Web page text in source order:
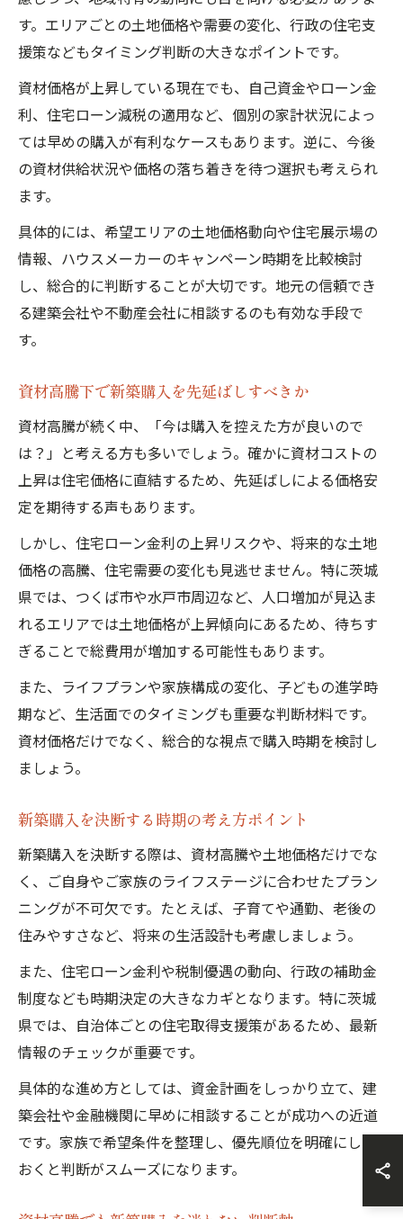
す。エリアごとの土地価格や需要の変化、行政の住宅支
援策などもタイミング判断の大きなポイントです。
資材価格が上昇している現在でも、自己資金やローン金
利、住宅ローン減税の適用など、個別の家計状況によっ
ては早めの購入が有利なケースもあります。逆に、今後
の資材供給状況や価格の落ち着きを待つ選択も考えられ
ます。
具体的には、希望エリアの土地価格動向や住宅展示場の
情報、ハウスメーカーのキャンペーン時期を比較検討
し、総合的に判断することが大切です。地元の信頼でき
る建築会社や不動産会社に相談するのも有効な手段で
す。
資材高騰下で新築購入を先延ばしすべきか
資材高騰が続く中、「今は購入を控えた方が良いので
は？」と考える方も多いでしょう。確かに資材コストの
上昇は住宅価格に直結するため、先延ばしによる価格安
定を期待する声もあります。
しかし、住宅ローン金利の上昇リスクや、将来的な土地
価格の高騰、住宅需要の変化も見逃せません。特に茨城
県では、つくば市や水戸市周辺など、人口増加が見込ま
れるエリアでは土地価格が上昇傾向にあるため、待ちす
ぎることで総費用が増加する可能性もあります。
また、ライフプランや家族構成の変化、子どもの進学時
期など、生活面でのタイミングも重要な判断材料です。
資材価格だけでなく、総合的な視点で購入時期を検討し
ましょう。
新築購入を決断する時期の考え方ポイント
新築購入を決断する際は、資材高騰や土地価格だけでな
く、ご自身やご家族のライフステージに合わせたプラン
ニングが不可欠です。たとえば、子育てや通勤、老後の
住みやすさなど、将来の生活設計も考慮しましょう。
また、住宅ローン金利や税制優遇の動向、行政の補助金
制度なども時期決定の大きなカギとなります。特に茨城
県では、自治体ごとの住宅取得支援策があるため、最新
情報のチェックが重要です。
具体的な進め方としては、資金計画をしっかり立て、建
築会社や金融機関に早めに相談することが成功への近道
です。家族で希望条件を整理し、優先順位を明確にして
おくと判断がスムーズになります。